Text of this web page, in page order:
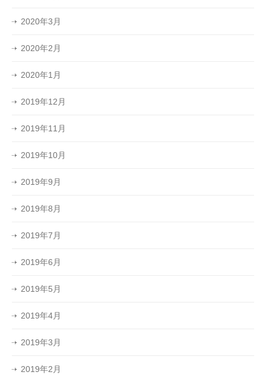
2020年3月
2020年2月
2020年1月
2019年12月
2019年11月
2019年10月
2019年9月
2019年8月
2019年7月
2019年6月
2019年5月
2019年4月
2019年3月
2019年2月